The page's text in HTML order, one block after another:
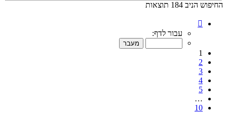
החיפוש הניב 184 תוצאות
מתוך
עבור לדף:
1
2
3
4
5
…
10